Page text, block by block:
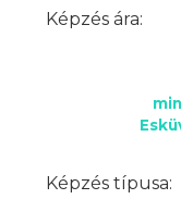
Képzés ára:
Képzés típusa: